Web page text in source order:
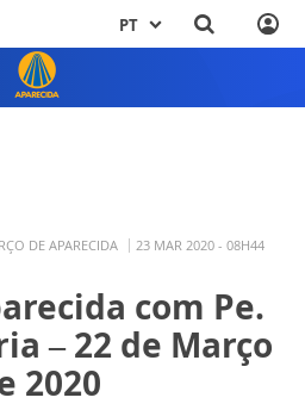
PT
DE APARECIDA 23 MAR 2020 - 08H44
com Pe.
– 22 de Março
2020